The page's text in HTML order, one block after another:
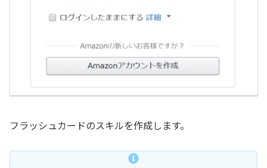
フラッシュカードのスキルを作成します。